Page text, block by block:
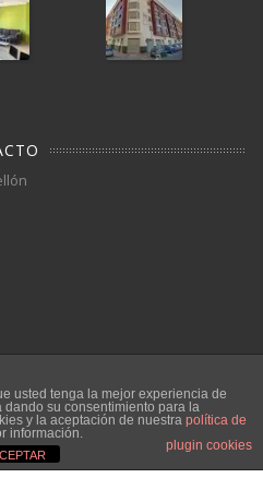
usted tenga la mejor experiencia de
su consentimiento para la
y la aceptación de nuestra política de
información.
plugin cookies